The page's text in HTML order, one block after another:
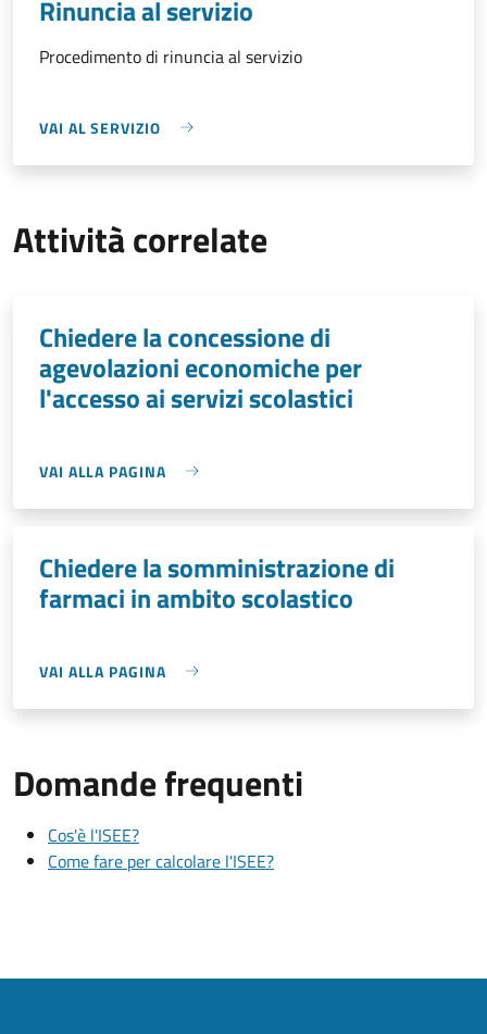
Rinuncia al servizio
Procedimento di rinuncia al servizio
VAI AL SERVIZIO
Attività correlate
Chiedere la concessione di
agevolazioni economiche per
l'accesso ai servizi scolastici
VAI ALLA PAGINA
Chiedere la somministrazione di
farmaci in ambito scolastico
VAI ALLA PAGINA
Domande frequenti
Cos'è l'ISEE?
Come fare per calcolare l'ISEE?